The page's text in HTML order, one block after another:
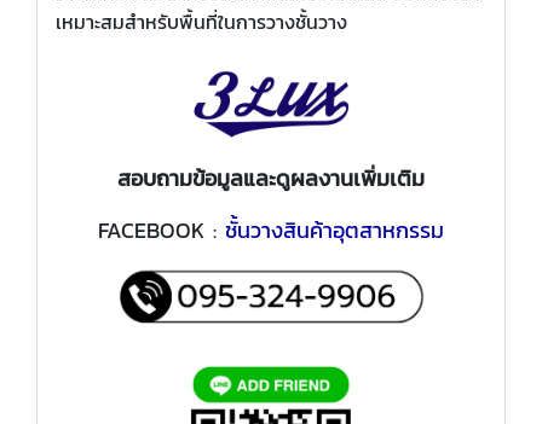
เหมาะสมสำหรับพื้นที่ในการวางชั้นวาง
สอบถามข้อมูลและดูผลงานเพิ่มเติม
FACEBOOK : ชั้นวางสินค้าอุตสาหกรรม